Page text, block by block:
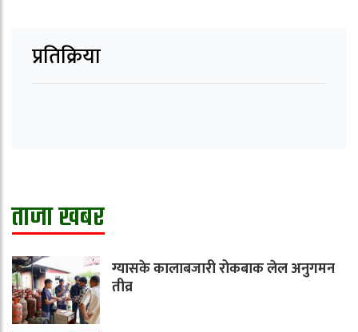
प्रतिक्रिया
ताजा खबर
ग्यासके कालाबजारी रोकबाक लेल अनुगमन
तीव्र